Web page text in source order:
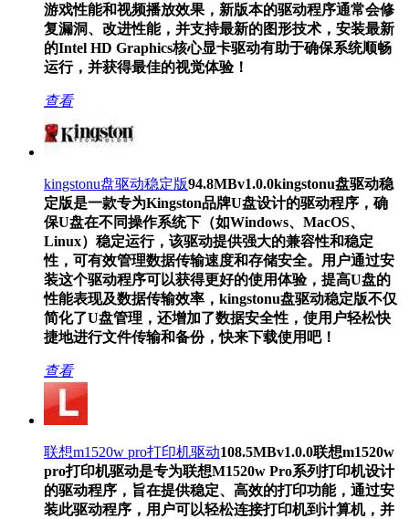
游戏性能和视频播放效果，新版本的驱动程序通常会修
复漏洞、改进性能，并支持最新的图形技术，安装最新
的Intel HD Graphics核心显卡驱动有助于确保系统顺畅
运行，并获得最佳的视觉体验！
查看
kingstonu盘驱动稳定版94.8MBv1.0.0kingstonu盘驱动稳
定版是一款专为Kingston品牌U盘设计的驱动程序，确
保U盘在不同操作系统下（如Windows、MacOS、
Linux）稳定运行，该驱动提供强大的兼容性和稳定
性，可有效管理数据传输速度和存储安全。用户通过安
装这个驱动程序可以获得更好的使用体验，提高U盘的
性能表现及数据传输效率，kingstonu盘驱动稳定版不仅
简化了U盘管理，还增加了数据安全性，使用户轻松快
捷地进行文件传输和备份，快来下载使用吧！
查看
联想m1520w pro打印机驱动108.5MBv1.0.0联想m1520w
pro打印机驱动是专为联想M1520w Pro系列打印机设计
的驱动程序，旨在提供稳定、高效的打印功能，通过安
装此驱动程序，用户可以轻松连接打印机到计算机，并